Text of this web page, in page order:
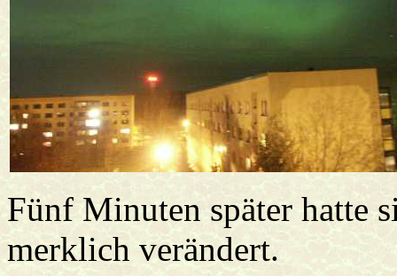
Fünf Minuten später hatte
merklich verändert.